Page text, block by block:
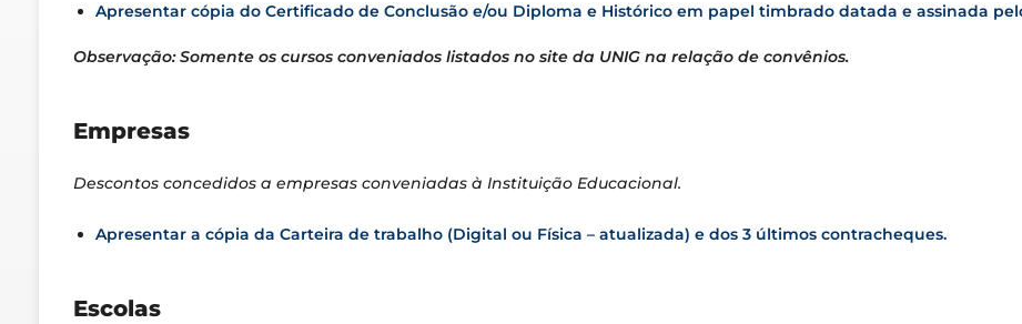
Apresentar cópia do Certificado de Conclusão e/ou Diploma e Histórico em papel timbrado datada e assinada
Observação: Somente os cursos conveniados listados no site da UNIG na relação de convênios.
Empresas
Descontos concedidos a empresas conveniadas à Instituição Educacional.
Apresentar a cópia da Carteira de trabalho (Digital ou Física – atualizada) e dos 3 últimos contracheques.
Escolas